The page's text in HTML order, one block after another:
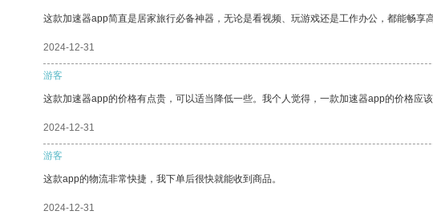
这款加速器app简直是居家旅行必备神器，无论是看视频、玩游戏还是工作办公，都能畅享
2024-12-31
游客
这款加速器app的价格有点贵，可以适当降低一些。我个人觉得，一款加速器app的价格应该
2024-12-31
游客
这款app的物流非常快捷，我下单后很快就能收到商品。
2024-12-31